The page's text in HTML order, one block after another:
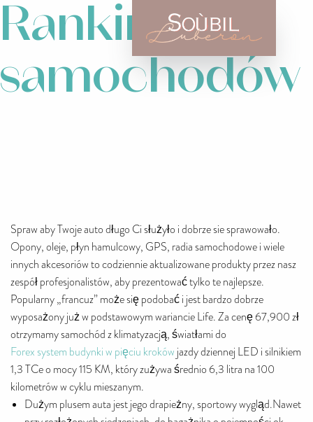
Rankingi
samochodów
Spraw aby Twoje auto długo Ci służyło i dobrze sie sprawowało.
Opony, oleje, płyn hamulcowy, GPS, radia samochodowe i wiele
innych akcesoriów to codziennie aktualizowane produkty przez nasz
zespół profesjonalistów, aby prezentować tylko te najlepsze.
Popularny „francuz” może się podobać i jest bardzo dobrze
wyposażony już w podstawowym wariancie Life. Za cenę 67,900 zł
otrzymamy samochód z klimatyzacją, światłami do
Forex system budynki w pięciu kroków jazdy dziennej LED i silnikiem
1,3 TCe o mocy 115 KM, który zużywa średnio 6,3 litra na 100
kilometrów w cyklu mieszanym.
Dużym plusem auta jest jego drapieżny, sportowy wygląd.Nawet